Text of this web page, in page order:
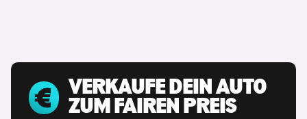
VERKAUFE DEIN AUTO
ZUM FAIREN PREIS